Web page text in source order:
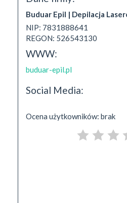
Buduar Epil | Depilacja
NIP: 7831888641
REGON: 526543130
WWW:
buduar-epil.pl
Social Media:
Ocena użytkowników: brak